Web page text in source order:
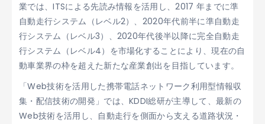
業では、ITSによる先読み情報を活用し、2017 年までに準
自動走行システム（レベル2）、2020年代前半に準自動走
行システム（レベル3）、2020年代後半以降に完全自動走
行システム（レベル4）を市場化することにより、現在の自
動車業界の枠を超えた新たな産業創出を目指しています。
「Web技術を活用した携帯電話ネットワーク利用型情報収
集・配信技術の開発」では、KDDI総研が主導して、最新の
Web技術を活用し、自動走行を側面から支える道路状況・